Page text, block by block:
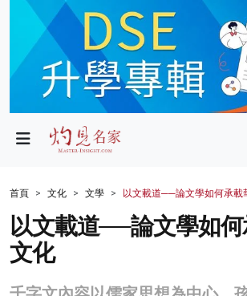
政局
財經
生活
健康
商業
首頁 文化 文學 以文載道──論文學如何承載
以文載道──論文學如
文化